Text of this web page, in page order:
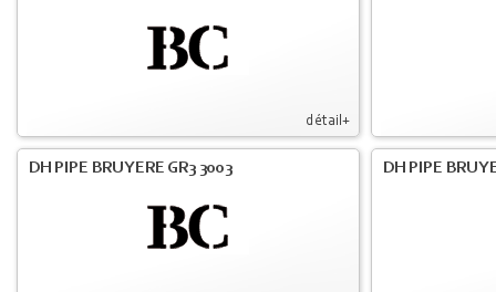
détail+
DH PIPE BRUYERE GR3 3003 DH PIPE